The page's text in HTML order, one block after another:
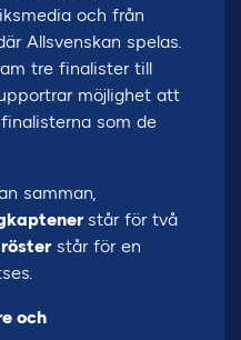
och från
Allsvenskan spelas.
tre finalister till
möjlighet att
som de
samman,
står för två
står för en
och